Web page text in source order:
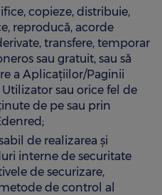
copieze, distribuie,
reproducă, acorde
transfere, temporar
sau gratuit, sau să
a Aplicațiilor/Paginii
sau orice fel de
de pe sau prin
de realizarea şi
interne de securitate
de securizare,
de control al